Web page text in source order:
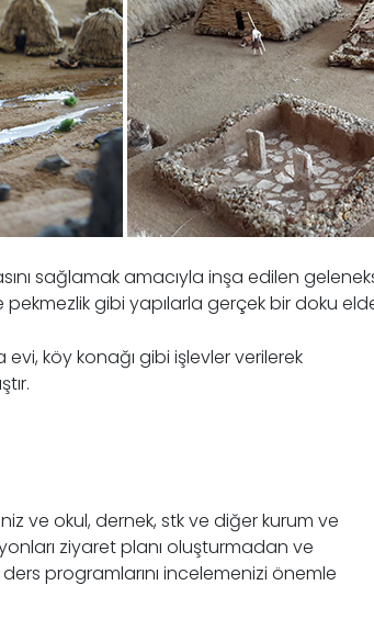
sağlamak amacıyla inşa edilen
gibi yapılarla gerçek bir doku elde
köy konağı gibi işlevler verilerek
ve okul, dernek, stk ve diğer kurum ve
ziyaret planı oluşturmadan ve
programlarını incelemenizi önemle